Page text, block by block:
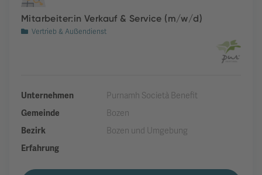
Mitarbeiter:in Verkauf & Service (m/w/d)
Vertrieb & Außendienst
Unternehmen
Purnamh Società Benefit
Gemeinde
Bozen
Bezirk
Bozen und Umgebung
Erfahrung